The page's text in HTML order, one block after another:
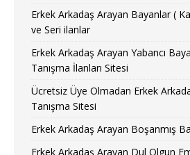
Erkek Arkadaş Arayan Bayanlar (
ve Seri ilanlar
Erkek Arkadaş Arayan Yabancı
Tanışma İlanları Sitesi
Ücretsiz Üye Olmadan Erkek
Tanışma Sitesi
Erkek Arkadaş Arayan Boşanmış
Erkek Arkadaş Arayan Dul Olgun